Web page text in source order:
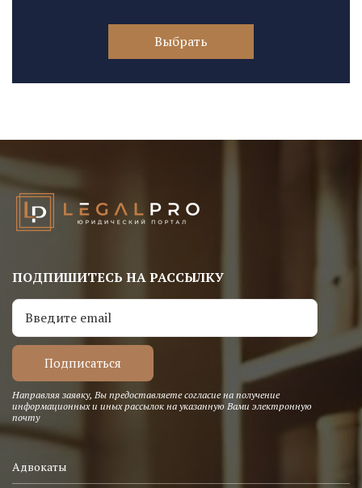
Выбрать
ПОДПИШИТЕСЬ НА РАССЫЛКУ
Направляя заявку, Вы предоставляете согласие на получение
информационных и иных рассылок на указанную Вами электронную
почту
Адвокаты